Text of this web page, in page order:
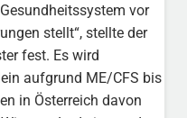
vor
stellt“, stellte der
fest. Es wird
aufgrund ME/CFS bis
in Österreich davon